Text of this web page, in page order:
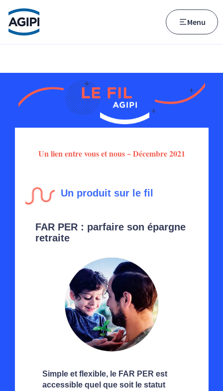
Accès au menu
Accès au contenu principal
Menu
Un lien entre vous et nous ~ Décembre 2021
Un produit sur le fil
FAR PER : parfaire son épargne
retraite
Simple et flexible, le FAR PER est
accessible quel que soit le statut